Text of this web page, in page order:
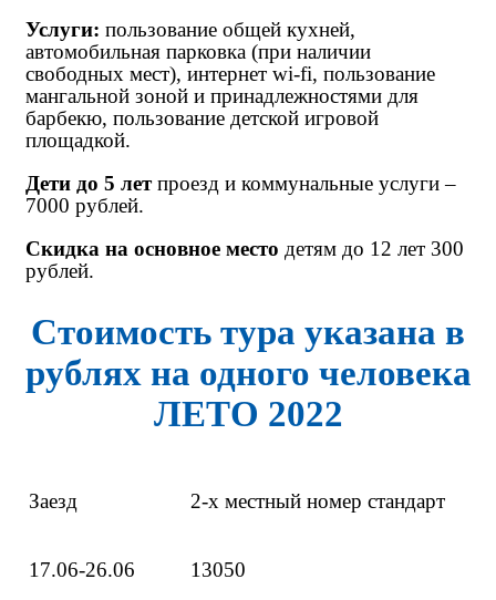
Услуги: пользование общей кухней,
автомобильная парковка (при наличии
свободных мест), интернет wi-fi, пользование
мангальной зоной и принадлежностями для
барбекю, пользование детской игровой
площадкой.
Дети до 5 летпроезд и коммунальные услуги –
7000 рублей.
Скидка на основное место детям до 12 лет 300
рублей.
Стоимость тура указана в
рублях на одного человека
ЛЕТО 2022
Заезд 2-х местный номер стандарт
17.06-26.06 13050